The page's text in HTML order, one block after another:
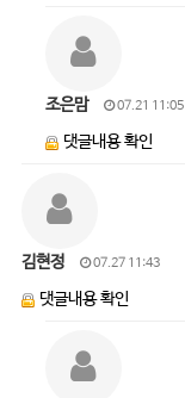
조은맘 07.21 11:05
댓글내용 확인
김현정 07.27 11:43
댓글내용 확인